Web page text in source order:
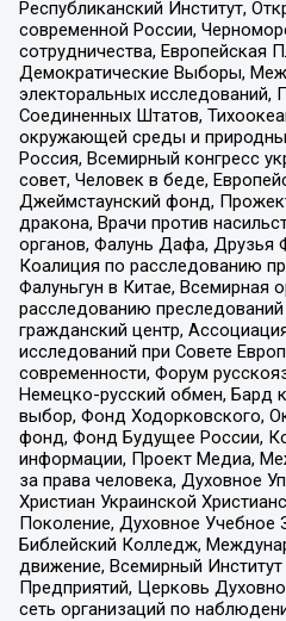
Республиканский Институт,
современной России,
сотрудничества, Европейская
Демократические Выборы,
электоральных
Соединенных Штатов,
окружающей среды и
Россия, Всемирный конгресс
совет, Человек в беде,
Джеймстаунский фонд,
дракона, Врачи против
органов, Фалунь Дафа, Друзья
Коалиция по расследованию
Фалуньгун в Китае, Всемирная
расследованию
гражданский центр,
исследований при Совете
современности, Форум
Немецко-русский обмен, Бард
выбор, Фонд Ходорковского,
фонд, Фонд Будущее России,
информации, Проект Медиа,
за права человека, Духовное
Христиан Украинской
Поколение, Духовное
Библейский Колледж,
движение, Всемирный Институт
Предприятий, Церковь
сеть организаций по